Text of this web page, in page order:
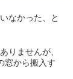
なかった、と
りませんが、
窓から搬入す